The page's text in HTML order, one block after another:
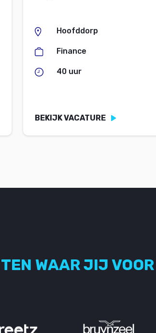
Hoofddorp
Finance
40 uur
BEKIJK VACATURE
WAAR JIJ